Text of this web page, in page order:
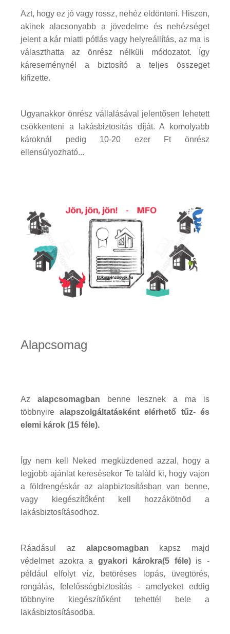
Azt, hogy ez jó vagy rossz, nehéz eldönteni. Hiszen,
akinek alacsonyabb a jövedelme és nehézséget
jelent a kár miatti pótlás vagy helyreállítás, az ma is
választhatta az önrész nélküli módozatot. Így
káreseménynél a biztosító a teljes összeget
kifizette.
Ugyanakkor önrész vállalásával jelentősen lehetett
csökkenteni a lakásbiztosítás díját. A komolyabb
károknál pedig 10-20 ezer Ft önrész
ellensúlyozható...
Alapcsomag
Az alapcsomagban benne lesznek a ma is
többnyire alapszolgáltatásként elérhető tűz- és
elemi károk (15 féle).
Így nem kell Neked megküzdened azzal, hogy a
legjobb ajánlat keresésekor Te találd ki, hogy vajon
a földrengéskár az alapbiztosításban van benne,
vagy kiegészítőként kell hozzákötnöd a
lakásbiztosításodhoz.
Ráadásul az alapcsomagban kapsz majd
védelmet azokra agyakori károkra(5 féle)is -
például elfolyt víz, betöréses lopás, üvegtörés,
rongálás, felelősségbiztosítás - amelyeket eddig
többnyire kiegészítőként tehettél bele a
lakásbiztosításodba.